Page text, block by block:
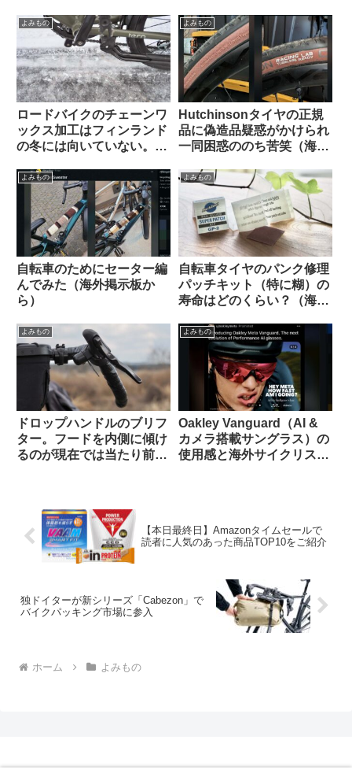
示板より】
よみもの
ロードバイクのチェーンワ
ックス加工はフィンランド
の冬には向いていない。大
でも弱い？（海外掲示板か
ら）
よみもの
Hutchinsonタイヤの正規
品に偽造品疑惑がかけられ
一同困惑ののち苦笑（海外
よみもの
自転車のためにセーター編
んでみた（海外掲示板か
ら）
よみもの
自転車タイヤのパンク修理
パッチキット（特に糊）の
寿命はどのくらい？（海外
よみもの
ドロップハンドルのブリフ
ター。フードを内側に傾け
るのが現在では当たり前？
よみもの
Oakley Vanguard（AI &
カメラ搭載サングラス）の
使用感と海外サイクリスト
【本日最終日】Amazonタイムセールで
読者に人気のあった商品TOP10をご紹介
独ドイターが新シリーズ「Cabezon」で
バイクパッキング市場に参入
ホーム よみもの